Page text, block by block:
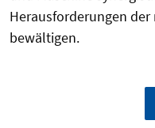
Herausforderungen
bewältigen.